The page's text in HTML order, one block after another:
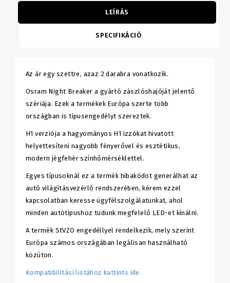
LEÍRÁS
SPECIFIKÁCIÓ
Az ár egy szettre, azaz 2 darabra vonatkozik.
Osram Night Breaker a gyártó zászlóshajóját jelentő
szériája. Ezek a termékek Európa szerte több
országban is típusengedélyt szereztek.
H1 verziója a hagyományos H1 izzókat hivatott
helyettesíteni nagyobb fényerővel és esztétikus,
modern jégfehér színhőmérséklettel.
Egyes típusoknál ez a termék hibakódot generálhat az
autó világításvezérlő rendszerében, kérem ezzel
kapcsolatban keresse ügyfélszolgálatunkat, ahol
minden autótípushoz tudunk megfelelő LED-et kínálni.
A termék StVZO engedéllyel rendelkezik, mely szerint
Európa számos országában legálisan használható
közúton.
Kompatibilitási listához kattints ide.